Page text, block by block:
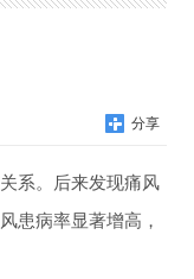
分享
系。后来发现痛风
患病率显著增高，